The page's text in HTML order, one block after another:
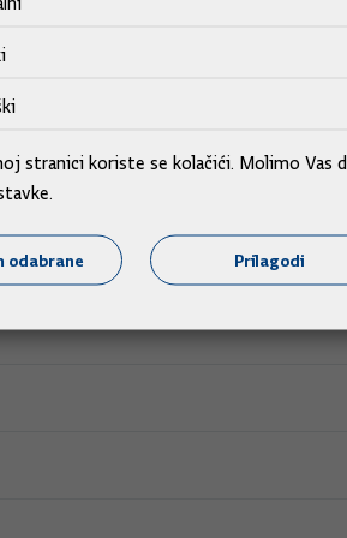
i zaključaka Vlade Republike
o slobodnoj trgovini između
stranici koriste se kolačići. Molimo Vas
odabrane Prilagodi